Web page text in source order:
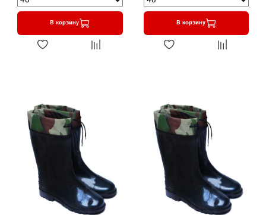
В корзину В корзину